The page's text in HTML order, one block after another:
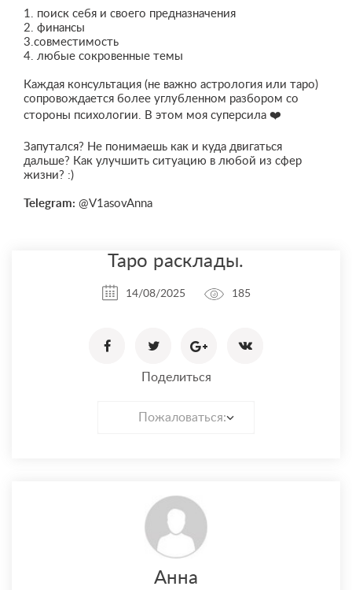
1. поиск себя и своего предназначения
2. финансы
3.совместимость
4. любые сокровенные темы
Каждая консультация (не важно астрология или таро)
сопровождается более углубленном разбором со
стороны психологии. В этом моя суперсила ❤️‍
Запутался? Не понимаешь как и куда двигаться
дальше? Как улучшить ситуацию в любой из сфер
жизни? :)
Telegram: @V1asovAnna
Таро расклады.
14/08/2025 185
Поделиться
Пожаловаться:
Анна